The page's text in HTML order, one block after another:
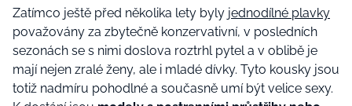
Zatímco ještě před několika lety byly jednodílné plavky
považovány za zbytečně konzervativní, v posledních
sezonách se s nimi doslova roztrhl pytel a v oblibě je
mají nejen zralé ženy, ale i mladé dívky. Tyto kousky jsou
totiž nadmíru pohodlné a současně umí být velice sexy.